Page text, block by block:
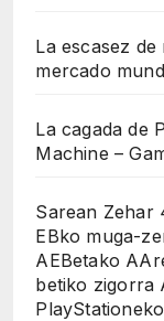
La escasez
mercado
La cagada de
Machine –
Sarean Zehar
EBko muga-
AEBetako
betiko zigorra